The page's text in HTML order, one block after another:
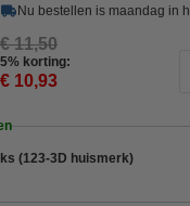
Nu bestellen is maandag in
€ 11,50
5% korting:
€ 10,93
(123-3D huismerk)